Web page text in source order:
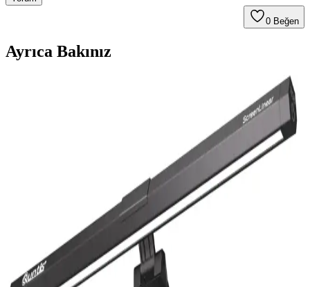
0 Beğen
Ayrıca Bakınız
Günlük Yaşamı Kolaylaştıran Pratik Teknolojik
Bu yazı, USB-C masa lambalarından akıllı ev sistemlerine kadar,
günlük yaşamı kolaylaştıran ve verimliliği artıran teknolojik
yükseltmeleri detaylı şekilde ele alıyor. Pratik çözümlerle
Profesyonel Elektronik Onarımında Kullanılan
Ekipmanlar ve Çalışma Alanlarının Önemi
Elektronik onarımda kullanılan test cihazları, lehim istasyonları ve
aydınlatma ekipmanları iş kalitesini artırır. Düzenli çalışma alanları
ve dayanıklı bilgisayarlar, onarım süreçlerini kolaylaştırır.